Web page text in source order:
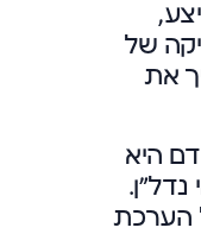
של
את
היא
הערכת